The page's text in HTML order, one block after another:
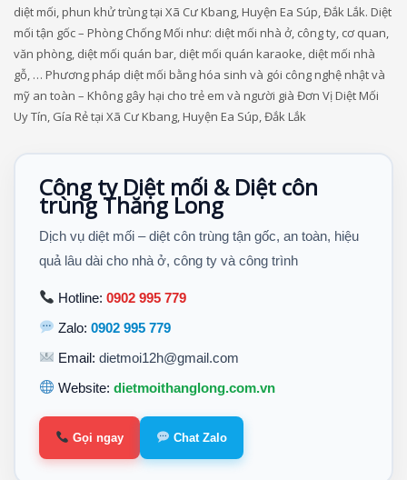
diệt mối, phun khử trùng tại Xã Cư Kbang, Huyện Ea Súp, Đắk Lắk. Diệt
mối tận gốc – Phòng Chống Mối như: diệt mối nhà ở, công ty, cơ quan,
văn phòng, diệt mối quán bar, diệt mối quán karaoke, diệt mối nhà
gỗ, … Phương pháp diệt mối bằng hóa sinh và gói công nghệ nhật và
mỹ an toàn – Không gây hại cho trẻ em và người già Đơn Vị Diệt Mối
Uy Tín, Gía Rẻ tại Xã Cư Kbang, Huyện Ea Súp, Đắk Lắk
Công ty Diệt mối & Diệt côn
trùng Thăng Long
Dịch vụ diệt mối – diệt côn trùng tận gốc, an toàn, hiệu
quả lâu dài cho nhà ở, công ty và công trình
Hotline:0902 995 779
Zalo:0902 995 779
Email:dietmoi12h@gmail.com
Website:dietmoithanglong.com.vn
Gọi ngay Chat Zalo